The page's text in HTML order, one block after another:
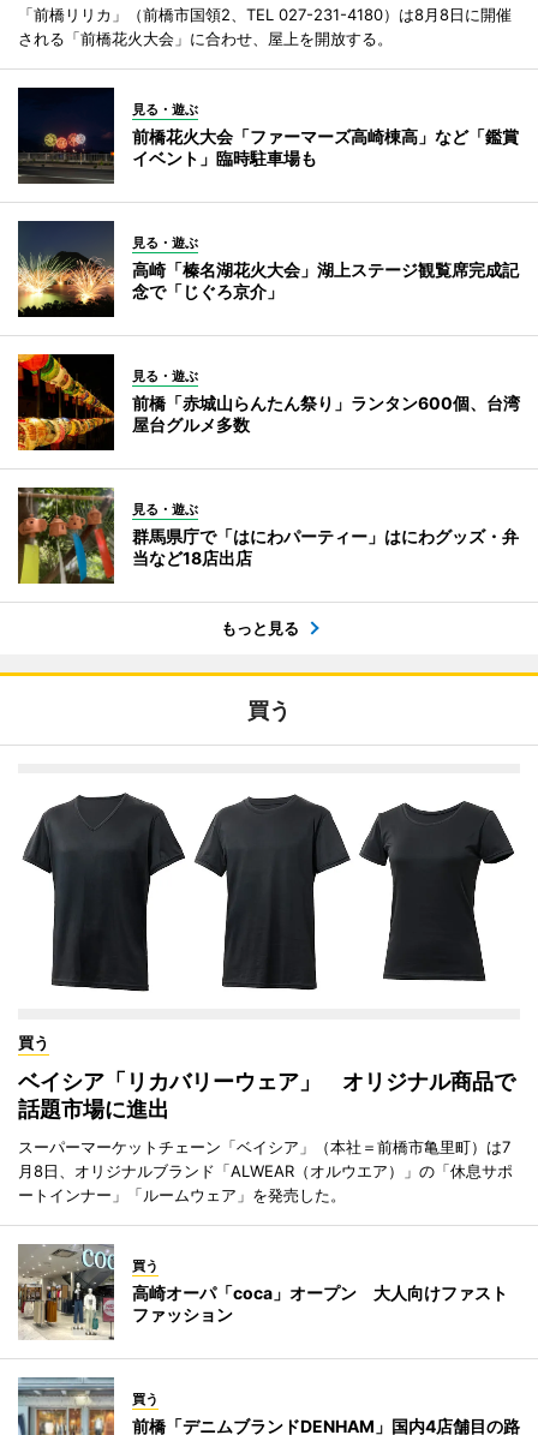
「前橋リリカ」（前橋市国領2、TEL 027-231-4180）は8月8日に開催
される「前橋花火大会」に合わせ、屋上を開放する。
見る・遊ぶ
前橋花火大会「ファーマーズ高崎棟高」など「鑑賞
イベント」臨時駐車場も
見る・遊ぶ
高崎「榛名湖花火大会」湖上ステージ観覧席完成記
念で「じぐろ京介」
見る・遊ぶ
前橋「赤城山らんたん祭り」ランタン600個、台湾
屋台グルメ多数
見る・遊ぶ
群馬県庁で「はにわパーティー」はにわグッズ・弁
当など18店出店
もっと見る
買う
買う
ベイシア「リカバリーウェア」 オリジナル商品で
話題市場に進出
スーパーマーケットチェーン「ベイシア」（本社＝前橋市亀里町）は7
月8日、オリジナルブランド「ALWEAR（オルウエア）」の「休息サポ
ートインナー」「ルームウェア」を発売した。
買う
高崎オーパ「coca」オープン 大人向けファスト
ファッション
買う
前橋「デニムブランドDENHAM」国内4店舗目の路